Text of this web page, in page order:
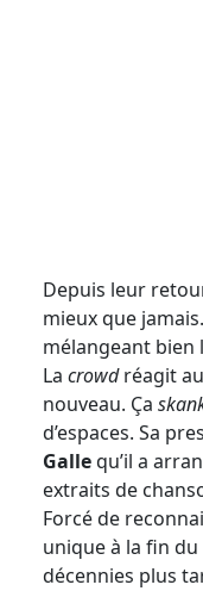
Depuis leur
mieux que
mélangeant bien
La crowdréagit
nouveau. Ça
d’espaces. Sa
Gallequ’il a
extraits de
Forcé de
unique à la fin du
décennies plus